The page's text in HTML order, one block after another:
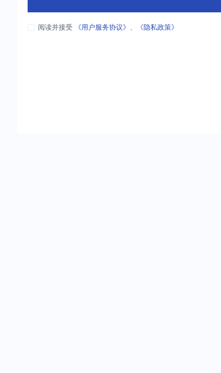
阅读并接受 《用户服务协议》 、 《隐私政策》